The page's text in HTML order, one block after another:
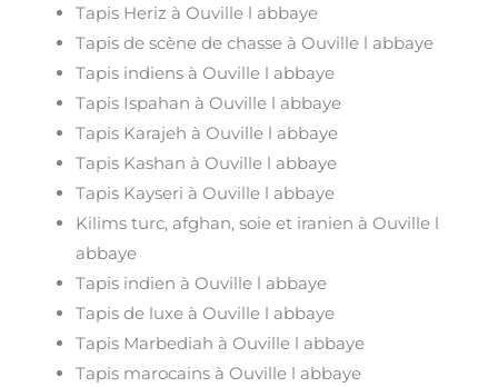
Tapis Heriz à Ouville l abbaye
Tapis de scène de chasse à Ouville l abbaye
Tapis indiens à Ouville l abbaye
Tapis Ispahan à Ouville l abbaye
Tapis Karajeh à Ouville l abbaye
Tapis Kashan à Ouville l abbaye
Tapis Kayseri à Ouville l abbaye
Kilims turc, afghan, soie et iranien à Ouville l
abbaye
Tapis indien à Ouville l abbaye
Tapis de luxe à Ouville l abbaye
Tapis Marbediah à Ouville l abbaye
Tapis marocains à Ouville l abbaye